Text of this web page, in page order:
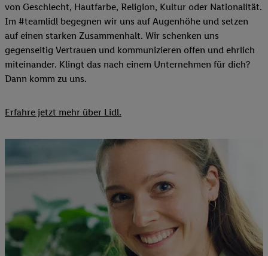
von Geschlecht, Hautfarbe, Religion, Kultur oder Nationalität.
Im #teamlidl begegnen wir uns auf Augenhöhe und setzen
auf einen starken Zusammenhalt. Wir schenken uns
gegenseitig Vertrauen und kommunizieren offen und ehrlich
miteinander. Klingt das nach einem Unternehmen für dich?
Dann komm zu uns.​
Erfahre jetzt mehr über Lidl.